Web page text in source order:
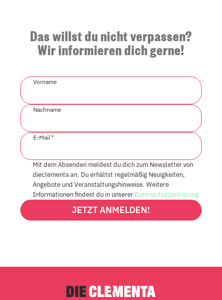
Das willst du nicht verpassen?
Wir informieren dich gerne!
Vorname
Nachname
E-Mail *
Mit dem Absenden meldest du dich zum Newsletter von
dieclementa an. Du erhältst regelmäßig Neuigkeiten,
Angebote und Veranstaltungshinweise. Weitere
Informationen findest du in unserer Datenschutzerklärung
JETZT ANMELDEN!